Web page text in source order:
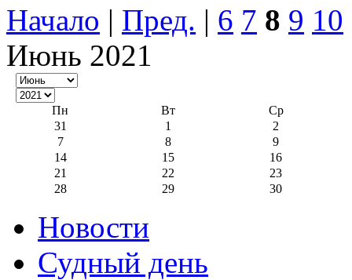
Начало | Пред. | 6 7 8 9 10
Июнь 2021
Пн Вт
Ср
31
1
2
7
8
9
14
15
16
21
22
23
28
29 30
Новости
Судный день